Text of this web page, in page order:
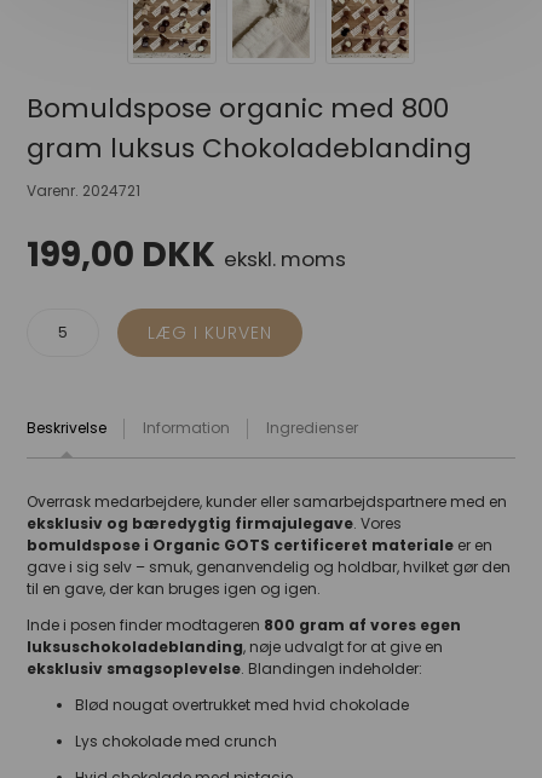
Bomuldspose organic med 800
gram luksus Chokoladeblanding
Varenr. 2024721
199,00 DKK ekskl. moms
Beskrivelse Information Ingredienser
Overrask medarbejdere, kunder eller samarbejdspartnere med en
eksklusiv og bæredygtig firmajulegave. Vores
bomuldspose i Organic GOTS certificeret materiale er en
gave i sig selv – smuk, genanvendelig og holdbar, hvilket gør den
til en gave, der kan bruges igen og igen.
Inde i posen finder modtageren 800 gram af vores egen
luksuschokoladeblanding, nøje udvalgt for at give en
eksklusiv smagsoplevelse. Blandingen indeholder:
Blød nougat overtrukket med hvid chokolade
Lys chokolade med crunch